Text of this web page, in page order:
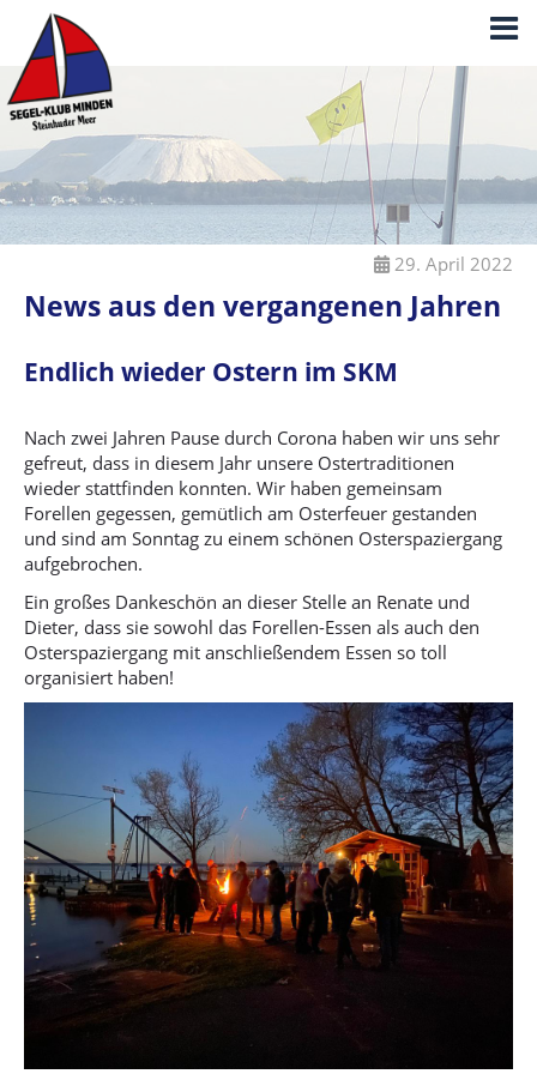
News aus den vergangenen Jahren
Endlich wieder Ostern im SKM
29. April 2022
Nach zwei Jahren Pause durch Corona haben wir uns sehr
gefreut, dass in diesem Jahr unsere Ostertraditionen
wieder stattfinden konnten. Wir haben gemeinsam
Forellen gegessen, gemütlich am Osterfeuer gestanden
und sind am Sonntag zu einem schönen Osterspaziergang
aufgebrochen.
Ein großes Dankeschön an dieser Stelle an Renate und
Dieter, dass sie sowohl das Forellen-Essen als auch den
Osterspaziergang mit anschließendem Essen so toll
organisiert haben!